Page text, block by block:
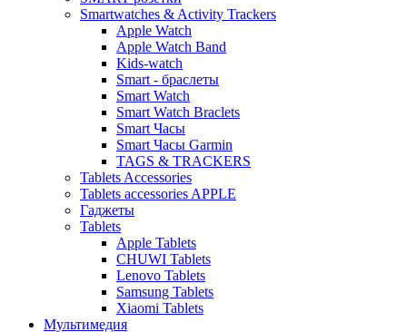
Smartwatches & Activity Trackers
Apple Watch
Apple Watch Band
Kids-watch
Smart - браслеты
Smart Watch
Smart Watch Braclets
Smart Часы
Smart Часы Garmin
TAGS & TRACKERS
Tablets Accessories
Tablets accessories APPLE
Гаджеты
Tablets
Apple Tablets
CHUWI Tablets
Lenovo Tablets
Samsung Tablets
Xiaomi Tablets
Мультимедия